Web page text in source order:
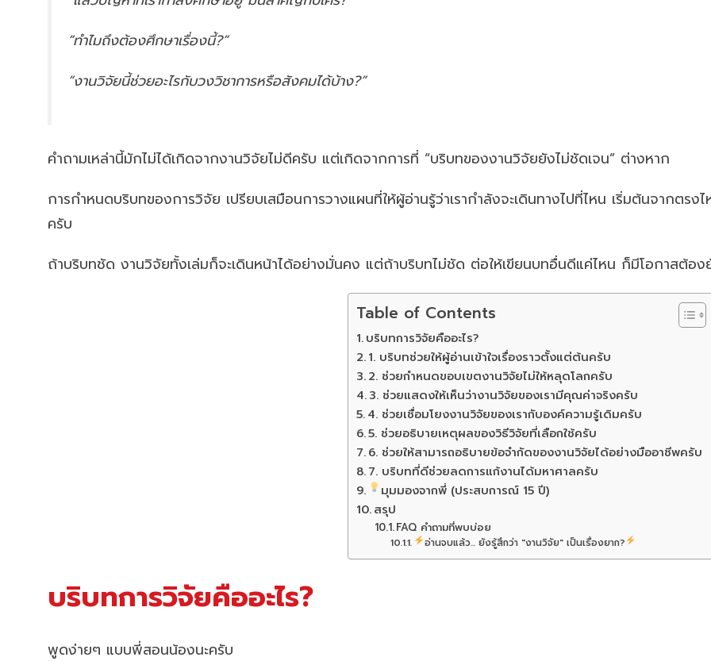
“ทำไมถึงต้องศึกษาเรื่องนี้?”
“งานวิจัยนี้ช่วยอะไรกับวงวิชาการหรือสังคมได้บ้าง?”
คำถามเหล่านี้มักไม่ได้เกิดจากงานวิจัยไม่ดีครับ แต่เกิดจากการที่ “บริบทของงานวิจัยยังไม่ชัดเจน” ต่างหาก
การกำหนดบริบทของการวิจัย เปรียบเสมือนการวางแผนที่ให้ผู้อ่านรู้ว่าเรากำลังจะเดินทางไปที่ไหน เริ่มต้นจากตร
ครับ
ถ้าบริบทชัด งานวิจัยทั้งเล่มก็จะเดินหน้าได้อย่างมั่นคง แต่ถ้าบริบทไม่ชัด ต่อให้เขียนบทอื่นดีแค่ไหน ก็มีโอกาสต้อ
Table of Contents
บริบทการวิจัยคืออะไร?
1. บริบทช่วยให้ผู้อ่านเข้าใจเรื่องราวตั้งแต่ต้นครับ
2. ช่วยกำหนดขอบเขตงานวิจัยไม่ให้หลุดโลกครับ
3. ช่วยแสดงให้เห็นว่างานวิจัยของเรามีคุณค่าจริงครับ
4. ช่วยเชื่อมโยงงานวิจัยของเรากับองค์ความรู้เดิมครับ
5. ช่วยอธิบายเหตุผลของวิธีวิจัยที่เลือกใช้ครับ
6. ช่วยให้สามารถอธิบายข้อจำกัดของงานวิจัยได้อย่างมืออาชีพครับ
7. บริบทที่ดีช่วยลดการแก้งานได้มหาศาลครับ
มุมมองจากพี่ (ประสบการณ์ 15 ปี)
สรุป
FAQ คำถามที่พบบ่อย
อ่านจบแล้ว... ยังรู้สึกว่า "งานวิจัย" เป็นเรื่องยาก?
บริบทการวิจัยคืออะไร?
พูดง่ายๆ แบบพี่สอนน้องนะครับ